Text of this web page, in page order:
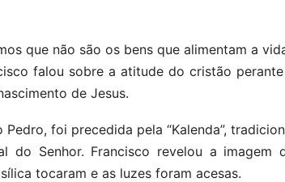
que não são os bens que alimentam a
falou sobre a atitude do cristão
de Jesus.
foi precedida pela “Kalenda”,
Senhor. Francisco revelou a imagem
tocaram e as luzes foram acesas.